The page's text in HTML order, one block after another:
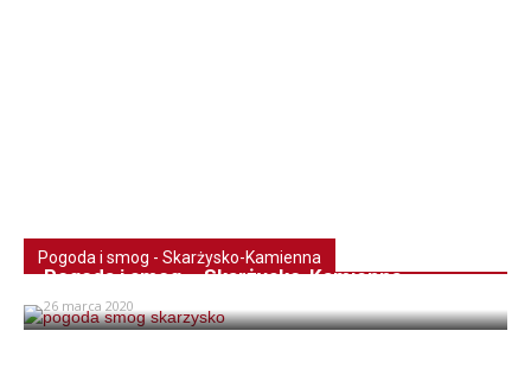
Pogoda i smog - Skarżysko-Kamienna
Pogoda i smog – Skarżysko-Kamienna
26 marca 2020